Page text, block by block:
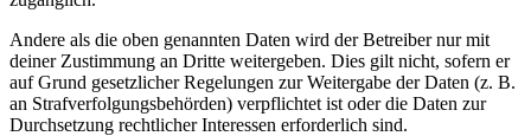
Andere als die oben genannten Daten wird der Betreiber nur mit
deiner Zustimmung an Dritte weitergeben. Dies gilt nicht, sofern er
auf Grund gesetzlicher Regelungen zur Weitergabe der Daten (z. B.
an Strafverfolgungsbehörden) verpflichtet ist oder die Daten zur
Durchsetzung rechtlicher Interessen erforderlich sind.